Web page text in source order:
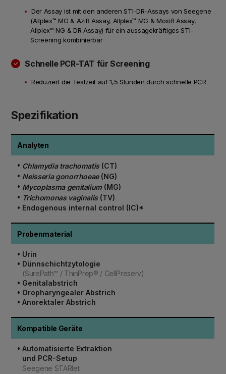
Der Assay ist mit den anderen STI-DR-Assays von Seegene
(Allplex™ MG & AziR Assay, Allplex™ MG & MoxiR Assay,
Allplex™ NG & DR Assay) für ein aussagekräftiges STI-
Screening kombinierbar
Schnelle PCR-TAT für Screening
Reduziert die Testzeit auf 1,5 Stunden durch schnelle PCR
Spezifikation
Analyten
• Chlamydia trachomatis (CT)
• Neisseria gonorrhoeae(NG)
• Mycoplasma genitalium (MG)
• Trichomonas vaginalis (TV)
• Endogenous internal control (IC)*
Probenmaterial
• Urin
• Dünnschichtzytologie
(SurePath™ / ThinPrep® / CellPreserv)
• Genitalabstrich
• Oropharyngealer Abstrich
• Anorektaler Abstrich
Kompatible Geräte
• Automatisierte Extraktion
und PCR-Setup
Seegene STARlet